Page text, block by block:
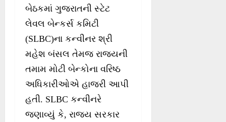
બેઠકમાં ગુજરાતની સ્ટેટ
લેવલ બેન્કર્સ કમિટી
(SLBC)ના કન્વીનર શ્રી
મહેશ બંસલ તેમજ રાજ્યની
તમામ મોટી બેન્કોના વરિષ્ઠ
અધિકારીઓએ હાજરી આપી
હતી. SLBC કન્વીનરે
જણાવ્યું કે, રાજ્ય સરકાર